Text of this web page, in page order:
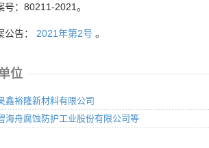
号：80211-2021。
公告： 2021年第2号 。
位
鑫裕隆新材料有限公司
海舟腐蚀防护工业股份有限公司等